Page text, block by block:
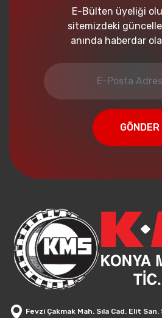
E-Bülten üyeliği
sitemizdeki
anında haberdar
GÖNDER
Fevzi Çakmak Mah. Sıla Cad. Elit